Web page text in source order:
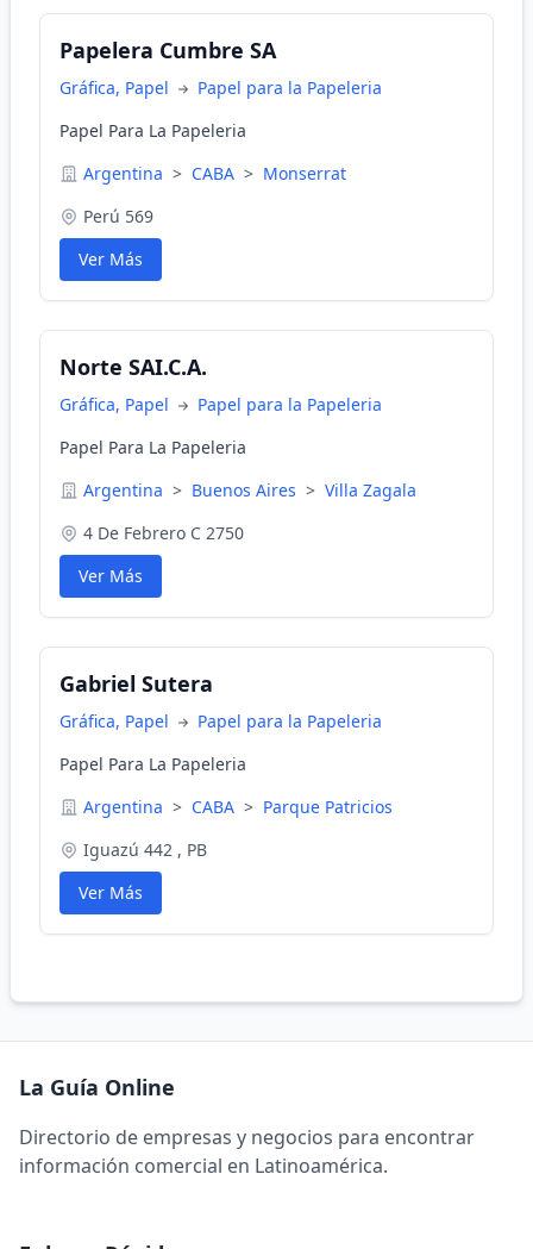
Papelera Cumbre SA
Gráfica, Papel
Papel para la Papeleria
Papel Para La Papeleria
Argentina > CABA > Monserrat
Perú 569
Ver Más
Norte SAI.C.A.
Gráfica, Papel
Papel para la Papeleria
Papel Para La Papeleria
Argentina > Buenos Aires > Villa Zagala
4 De Febrero C 2750
Ver Más
Gabriel Sutera
Gráfica, Papel
Papel para la Papeleria
Papel Para La Papeleria
Argentina > CABA > Parque Patricios
Iguazú 442 , PB
Ver Más
La Guía Online
Directorio de empresas y negocios para encontrar
información comercial en Latinoamérica.